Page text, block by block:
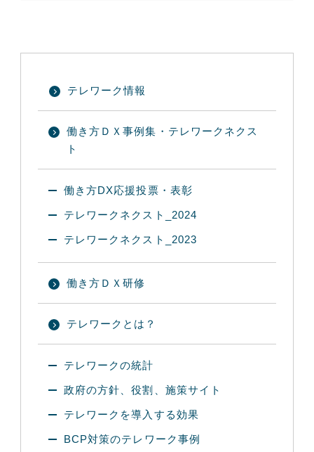
テレワーク情報
働き方ＤＸ事例集・テレワークネクス
ト
働き方DX応援投票・表彰
テレワークネクスト_2024
テレワークネクスト_2023
働き方ＤＸ研修
テレワークとは？
テレワークの統計
政府の方針、役割、施策サイト
テレワークを導入する効果
BCP対策のテレワーク事例